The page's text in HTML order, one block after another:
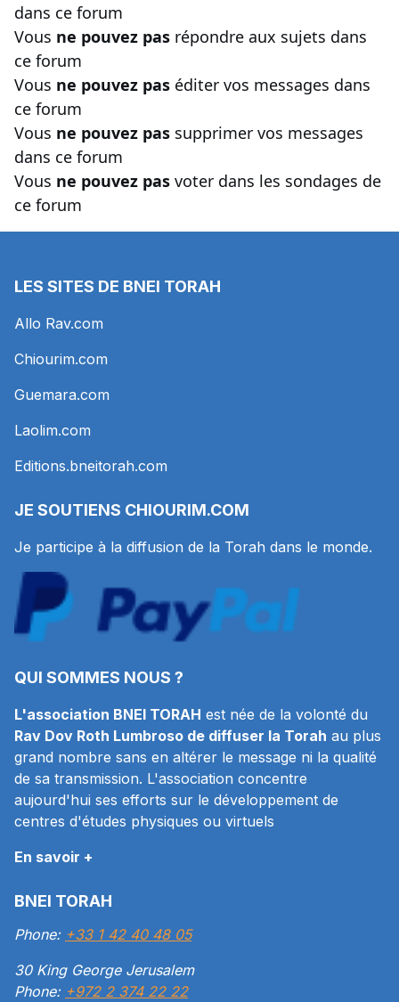
dans ce forum
Vous ne pouvez pas répondre aux sujets dans
ce forum
Vous ne pouvez pas éditer vos messages dans
ce forum
Vous ne pouvez pas supprimer vos messages
dans ce forum
Vous ne pouvez pas voter dans les sondages de
ce forum
LES SITES DE BNEI TORAH
Allo Rav.com
Chiourim.com
Guemara.com
Laolim.com
Editions.bneitorah.com
JE SOUTIENS CHIOURIM.COM
Je participe à la diffusion de la Torah dans le monde.
QUI SOMMES NOUS ?
L'association BNEI TORAH est née de la volonté du
Rav Dov Roth Lumbroso de diffuser la Torah au plus
grand nombre sans en altérer le message ni la qualité
de sa transmission. L'association concentre
aujourd'hui ses efforts sur le développement de
centres d'études physiques ou virtuels
En savoir +
BNEI TORAH
Phone: +33 1 42 40 48 05
30 King George Jerusalem
Phone: +972 2 374 22 22